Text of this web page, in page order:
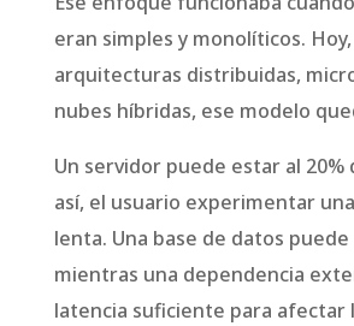
eran simples y monolíticos.
arquitecturas distribuidas,
nubes híbridas, ese modelo
Un servidor puede estar al 20%
así, el usuario experimentar
lenta. Una base de datos puede
mientras una dependencia
latencia suficiente para afectar